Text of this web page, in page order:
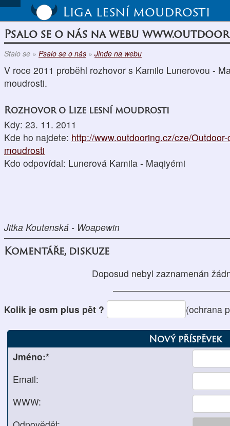
Liga lesní moudrosti
Psalo se o nás na webu
Stalo se » Psalo se o nás » Jinde na webu
V roce 2011 proběhl rozhovor s Kamilo Lunerovou -
moudrosti.
Rozhovor o Lize lesní moudrosti
Kdy: 23. 11. 2011
Kde ho najdete: http://www.outdooring.cz/cze/
moudrosti
Kdo odpovídal: Lunerová Kamila - Maqiyémi
Jitka Koutenská - Woapewin
Komentáře, diskuze
Doposud nebyl zaznamenán
Kolik je osm plus pět ? (ochrana
Nový příspěvek
Jméno:*
Email:
WWW: